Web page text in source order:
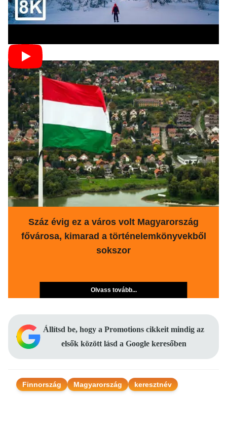
Száz évig ez a város volt Magyarország
fővárosa, kimarad a történelemkönyvekből
sokszor
Olvass tovább...
Állítsd be, hogy a Promotions cikkeit mindig az
elsők között lásd a Google keresőben
Finnország Magyarország keresztnév